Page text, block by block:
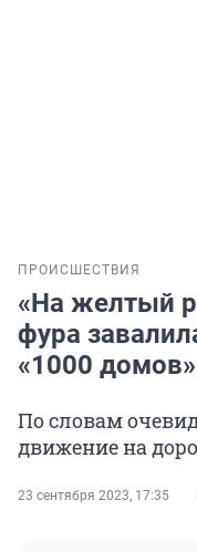
ПРОИСШЕСТВИЯ
«На желтый
фура
«1000
По словам
движение на
23 сентября 2023, 17:35